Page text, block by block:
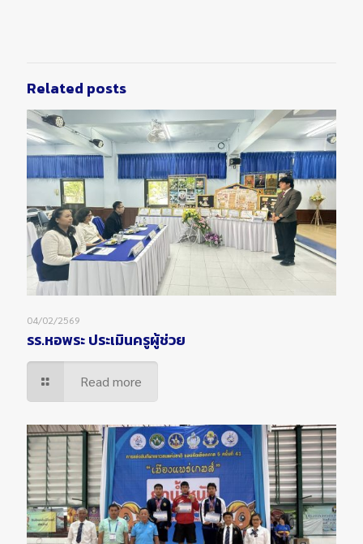
Related posts
04/02/2569
รร.หอพระ ประเมินครูผู้ช่วย
Read more